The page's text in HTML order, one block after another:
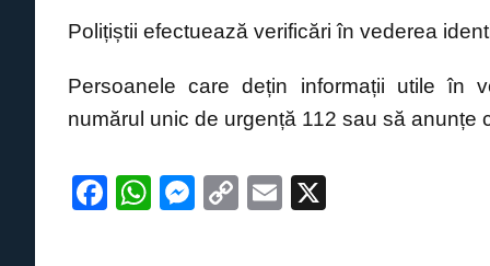
Polițiștii efectuează verificări în vederea
Persoanele care dețin informații utile în
numărul unic de urgență 112 sau să anunțe
F
W
M
C
E